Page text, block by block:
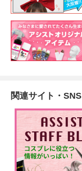
関連サイト・SNS